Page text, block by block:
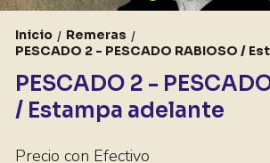
Inicio / Remeras /
PESCADO 2 - PESCADO RABIOSO /
PESCADO 2 -
/ Estampa adelante
Precio con Efectivo